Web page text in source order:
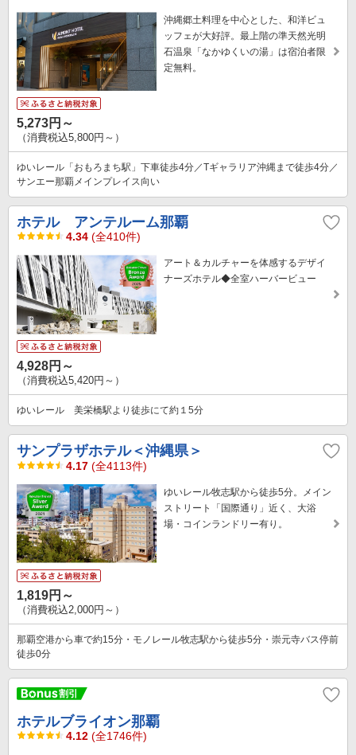
沖縄郷土料理を中心とした、和洋ビュ
ッフェが大好評。最上階の準天然光明
石温泉「なかゆくいの湯」は宿泊者限
定無料。
5,273円～
（消費税込5,800円～）
ゆいレール「おもろまち駅」下車徒歩4分／Tギャラリア沖縄まで徒歩4分／
サンエー那覇メインプレイス向い
ホテル アンテルーム那覇
4.34 (全410件)
アート＆カルチャーを体感するデザイ
ナーズホテル◆全室ハーバービュー
4,928円～
（消費税込5,420円～）
ゆいレール 美栄橋駅より徒歩にて約１5分
サンプラザホテル＜沖縄県＞
4.17 (全4113件)
ゆいレール牧志駅から徒歩5分。メイン
ストリート「国際通り」近く、大浴
場・コインランドリー有り。
1,819円～
（消費税込2,000円～）
那覇空港から車で約15分・モノレール牧志駅から徒歩5分・崇元寺バス停前
徒歩0分
ホテルブライオン那覇
4.12 (全1746件)